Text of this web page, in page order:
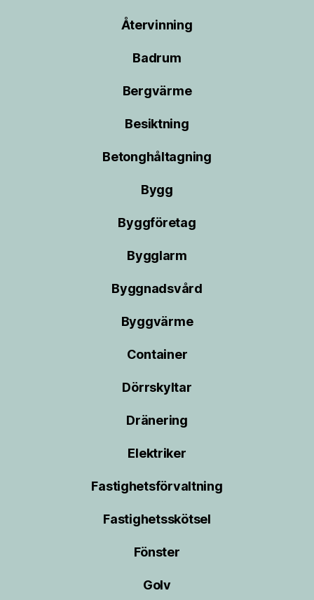
Återvinning
Badrum
Bergvärme
Besiktning
Betonghåltagning
Bygg
Byggföretag
Bygglarm
Byggnadsvård
Byggvärme
Container
Dörrskyltar
Dränering
Elektriker
Fastighetsförvaltning
Fastighetsskötsel
Fönster
Golv